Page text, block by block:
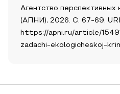
Агентство перспективных
(АПНИ), 2026. С. 67-69.
https://apni.ru/article/
zadachi-ekologicheskoj-